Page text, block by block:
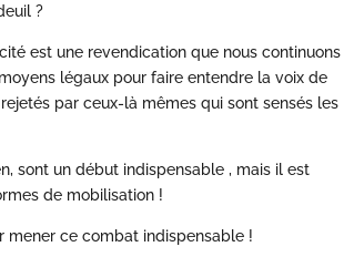
?
est une revendication que nous continuons
légaux pour faire entendre la voix de
par ceux-là mêmes qui sont sensés les
sont un début indispensable , mais il est
de mobilisation !
mener ce combat indispensable !